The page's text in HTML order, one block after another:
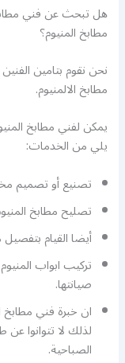
هل تبحث عن فني مطابخ
مطابخ المنيوم؟
نحن نقوم بتامين
مطابخ الالمنيوم.
يمكن لفني مطابخ
يلي من الخدمات:
تصنيع أو تصميم
تصليح مطابخ
أيضا القيام
تركيب ابواب
صيانتها.
ان خبرة فني مطابخ
لذلك لا تتوانوا
الصباحية.